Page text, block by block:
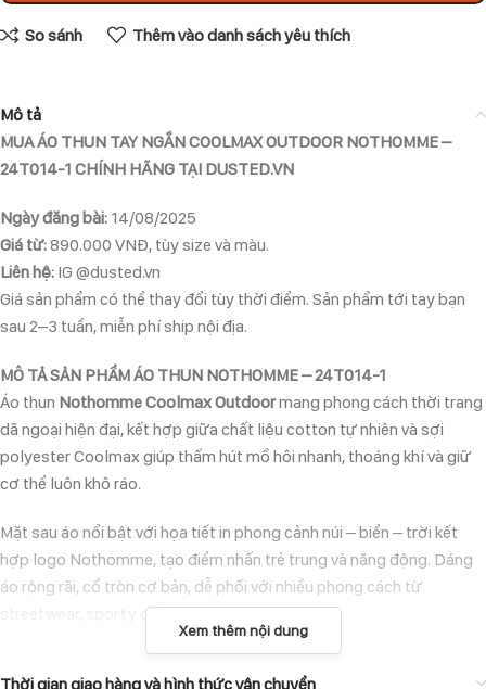
So sánh Thêm vào danh sách yêu thích
Mô tả
MUA ÁO THUN TAY NGẮN COOLMAX OUTDOOR NOTHOMME –
24T014-1 CHÍNH HÃNG TẠI DUSTED.VN
Ngày đăng bài: 14/08/2025
Giá từ:890.000 VNĐ, tùy size và màu.
Liên hệ: IG @dusted.vn
Giá sản phẩm có thể thay đổi tùy thời điểm. Sản phẩm tới tay bạn
sau 2–3 tuần, miễn phí ship nội địa.
MÔ TẢ SẢN PHẨM ÁO THUN NOTHOMME – 24T014-1
Áo thun Nothomme Coolmax Outdoormang phong cách thời trang
dã ngoại hiện đại, kết hợp giữa chất liệu cotton tự nhiên và sợi
polyester Coolmax giúp thấm hút mồ hôi nhanh, thoáng khí và giữ
cơ thể luôn khô ráo.
Mặt sau áo nổi bật với họa tiết in phong cảnh núi – biển – trời kết
hợp logo Nothomme, tạo điểm nhấn trẻ trung và năng động. Dáng
áo rộng rãi, cổ tròn cơ bản, dễ phối với nhiều phong cách từ
streetwear, sporty đến casual.
Xem thêm nội dung
Thời gian giao hàng và hình thức vận chuyển